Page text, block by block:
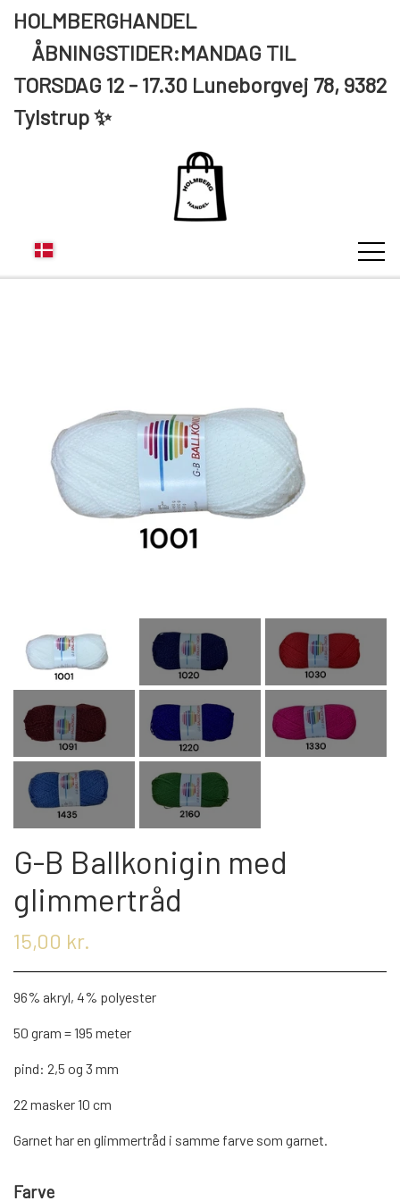
HOLMBERGHANDEL
ÅBNINGSTIDER:MANDAG TIL
TORSDAG 12 - 17.30 Luneborgvej 78, 9382
Tylstrup ✨
OM OS
KONTAKT OS
MARKEDER
ARRANGEMENTER
OLIE
KATEGORIER
KRYDDERIER
SALT/PEBER
KARRY KRYDDERIER
HYBENGAARDEN
VIKINGEGARN
STRIKKE TILBEHØR
ARRANGEMENTER
FÆRDIGSTRIK FRA VIKING I NORGE
G-B Ballkonigin med
glimmertråd
15,00 kr.
96% akryl, 4% polyester
50 gram = 195 meter
pind: 2,5 og 3 mm
22 masker 10 cm
Garnet har en glimmertråd i samme farve som garnet.
Farve